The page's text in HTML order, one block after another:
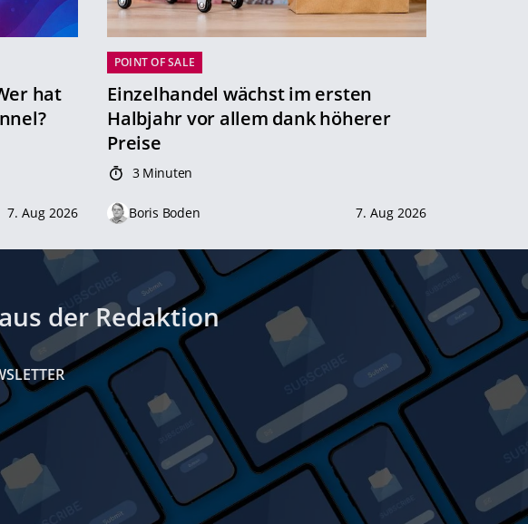
hat
7. Aug 2026
POINT OF SALE
Einzelhandel wächst im ersten
Halbjahr vor allem dank höherer
Preise
3 Minuten
Boris Boden 7. Aug 2026
der Redaktion